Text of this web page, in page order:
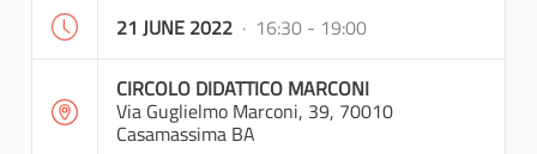
21 JUNE 2022 · 16:30 - 19:00
CIRCOLO DIDATTICO MARCONI
Via Guglielmo Marconi, 39, 70010
Casamassima BA